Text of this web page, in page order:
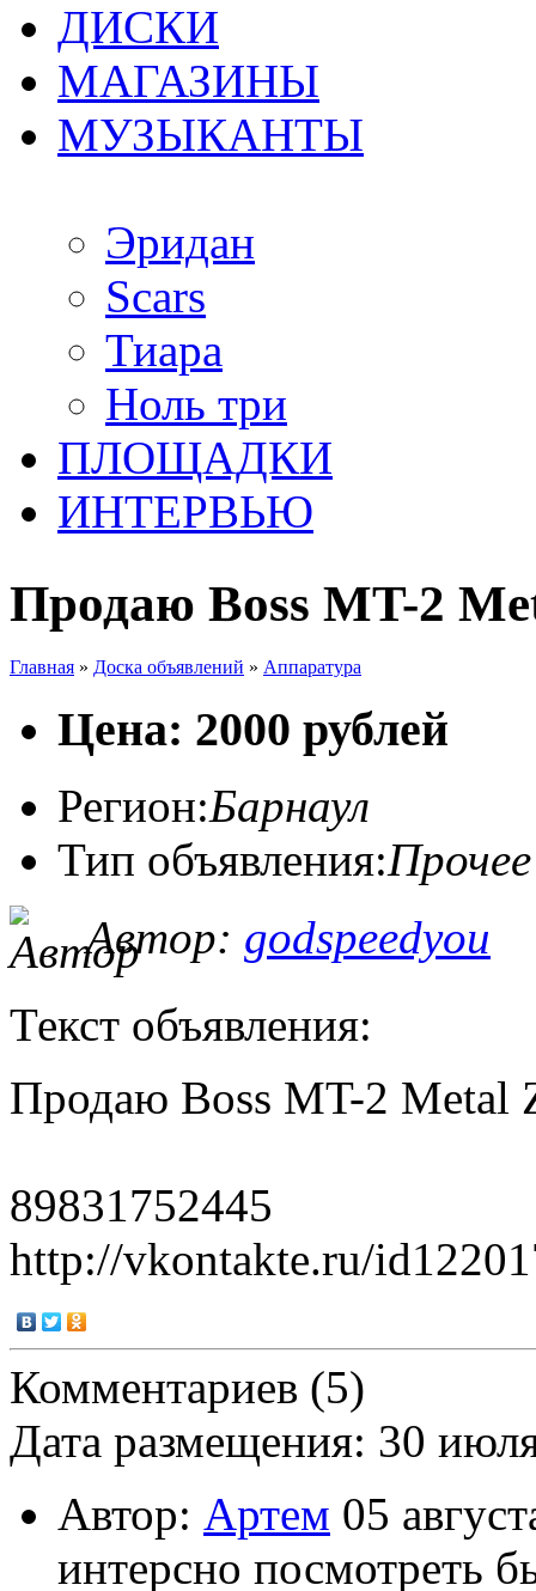
ДИСКИ
МАГАЗИНЫ
МУЗЫКАНТЫ
Эридан
Scars
Тиара
Ноль три
ПЛОЩАДКИ
ИНТЕРВЬЮ
Продаю Boss MT-2
Главная » Доска объявлений » Аппаратура
Цена: 2000 рублей
Регион:Барнаул
Тип объявления:Прочее
Автор: godspeedyou
Текст объявления:
Продаю Boss MT-2 Metal
89831752445
http://vkontakte.ru/
Комментариев (5)
Дата размещения: 30
Автор: Артем 05
интерсно посмотреть